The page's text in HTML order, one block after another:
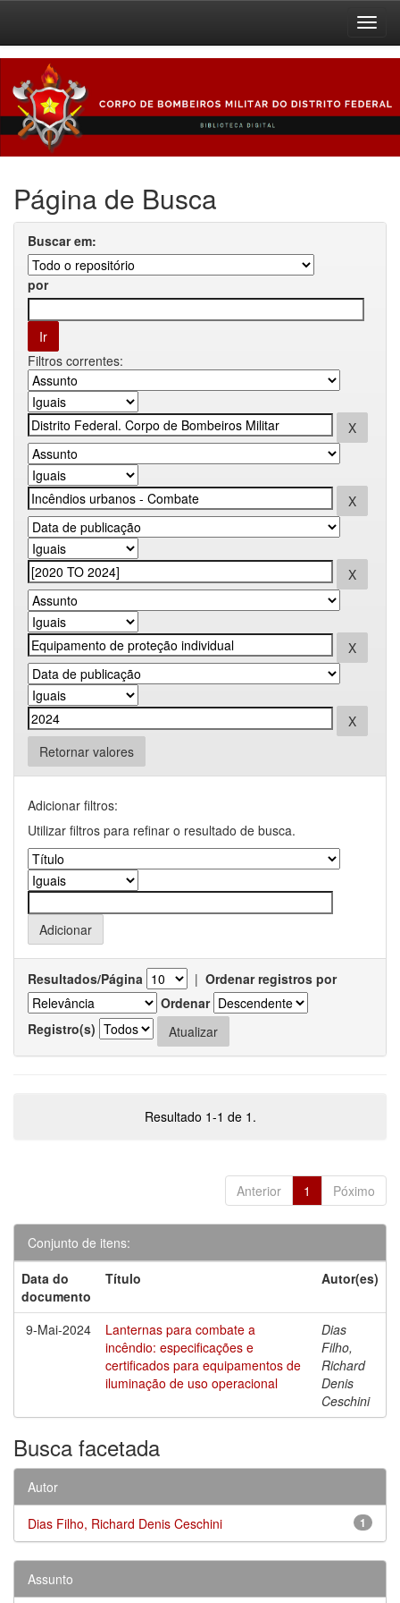
navigation
Página de Busca
Buscar em:
por
Filtros correntes:
Retornar valores
Adicionar filtros:
Utilizar filtros para refinar o resultado de busca.
Resultados/Página | Ordenar registros por
Ordenar
Registro(s)
Resultado 1-1 de 1.
Anterior 1 Póximo
Conjunto de itens:
Data do
documento
Título Autor(es)
9-Mai-2024
Lanternas para combate a
incêndio: especificações e
certificados para equipamentos de
iluminação de uso operacional
Dias
Filho,
Richard
Denis
Ceschini
Busca facetada
Autor
1
Dias Filho, Richard Denis Ceschini
Assunto